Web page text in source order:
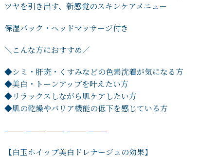
ツヤを引き出す、新感覚のスキンケアメニュー
保湿パック・ヘッドマッサージ付き
＼こんな方におすすめ／
◆シミ・肝斑・くすみなどの色素沈着が気になる方
◆美白・トーンアップを叶えたい方
◆リラックスしながら肌ケアしたい方
◆肌の乾燥やバリア機能の低下を感じている方
⸻ ⸻⸻ ⸻ ⸻
【白玉ホイップ美白ドレナージュの効果】